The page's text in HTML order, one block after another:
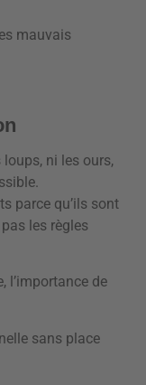
mauvais
ni les ours,
parce qu’ils sont
les règles
l’importance de
sans place